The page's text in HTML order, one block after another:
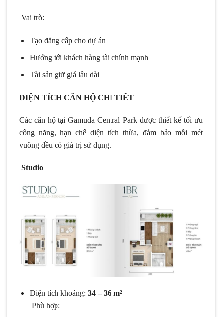
Vai trò:
Tạo đẳng cấp cho dự án
Hướng tới khách hàng tài chính mạnh
Tài sản giữ giá lâu dài
DIỆN TÍCH CĂN HỘ CHI TIẾT
Các căn hộ tại Gamuda Central Park được thiết kế tối ưu
công năng, hạn chế diện tích thừa, đảm bảo mỗi mét
vuông đều có giá trị sử dụng.
Studio
Diện tích khoảng: 34 – 36 m²
Phù hợp: